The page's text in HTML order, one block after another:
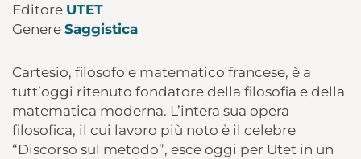
Editore UTET
Genere Saggistica
Cartesio, filosofo e matematico francese, è a
tutt’oggi ritenuto fondatore della filosofia e della
matematica moderna. L’intera sua opera
filosofica, il cui lavoro più noto è il celebre
“Discorso sul metodo”, esce oggi per Utet in un